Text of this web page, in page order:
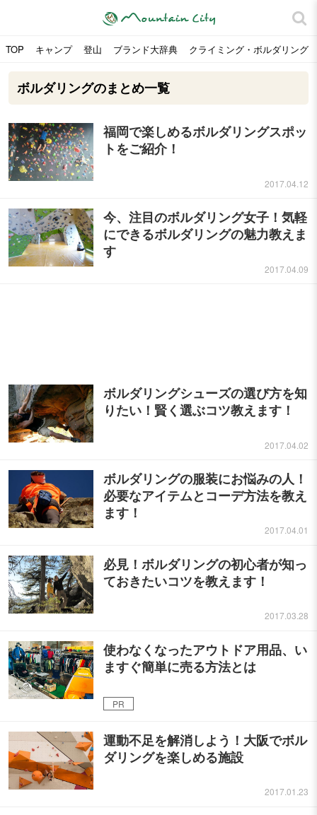
TOP キャンプ 登山 ブランド大辞典 クライミング・ボルダリング
ボルダリングのまとめ一覧
福岡で楽しめるボルダリングスポッ
トをご紹介！
2017.04.12
今、注目のボルダリング女子！気軽
にできるボルダリングの魅力教えま
す
2017.04.09
ボルダリングシューズの選び方を知
りたい！賢く選ぶコツ教えます！
2017.04.02
ボルダリングの服装にお悩みの人！
必要なアイテムとコーデ方法を教え
ます！
2017.04.01
必見！ボルダリングの初心者が知っ
ておきたいコツを教えます！
2017.03.28
使わなくなったアウトドア用品、い
ますぐ簡単に売る方法とは
PR
運動不足を解消しよう！大阪でボル
ダリングを楽しめる施設
2017.01.23